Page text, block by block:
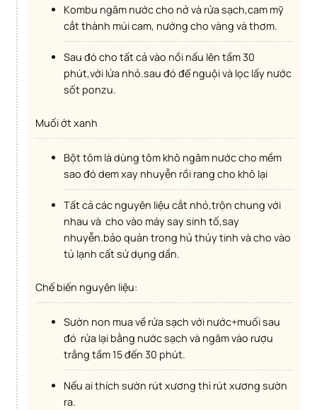
Kombu ngâm nước cho nở và rửa sạch,cam mỹ
cắt thành múi cam, nướng cho vàng và thơm.
Sau đó cho tất cả vào nồi nấu lên tầm 30
phút,với lửa nhỏ.sau đó để nguội và lọc lấy nước
sốt ponzu.
Muối ớt xanh
Bột tôm là dùng tôm khô ngâm nước cho mềm
sao đó dem xay nhuyễn rồi rang cho khô lại
Tất cả các nguyên liệu cắt nhỏ,trộn chung với
nhau và cho vào máy say sinh tố,say
nhuyễn.bảo quản trong hủ thủy tinh và cho vào
tủ lạnh cất sử dụng dần.
Chế biến nguyên liệu:
Sườn non mua về rửa sạch với nước+muối sau
đó rửa lại bằng nước sạch và ngâm vào rượu
trắng tầm 15 đến 30 phút.
Nếu ai thích sườn rút xương thì rút xương sườn
ra.